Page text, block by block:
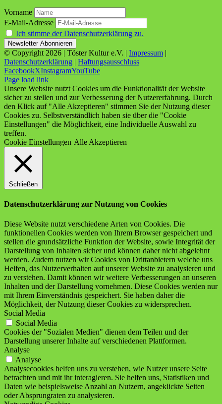
Vorname
E-Mail-Adresse
Ich stimme der Datenschutzerklärung zu.
© Copyright 2026 | Töster Kultur e.V. | Impressum |
Datenschutzerklärung | Haftungsausschluss
FacebookXInstagramYouTube
Page load link
Unsere Website nutzt Cookies um die Funktionalität der Website
sicher zu stellen und zur Verbesserung der Nutzererfahrung. Durch
den Klick auf "Alle Akzeptieren" stimmen Sie der Nutzung dieser
Cookies zu. Selbstverständlich haben sie über die "Cookie
Einstellungen" die Möglichkeit, eine Individuelle Auswahl zu
treffen.
Cookie Einstellungen Alle Akzeptieren
Schließen
Datenschutzerklärung zur Nutzung von Cookies
Diese Website nutzt verschiedene Arten von Cookies. Die
funktionellen Cookies werden von Ihrem Browser gespeichert und
stellen die grundsätzliche Funktion der Website, sowie Integrität der
Darstellung von Inhalten sicher und können daher nicht abgelehnt
werden. Zudem nutzen wir Cookies von Drittanbietern welche uns
Helfen, das Nutzerverhalten auf unserer Website zu analysieren und
zu verstehen. Damit können wir weitere Verbesserungen an unseren
Inhalten und der Darstellung vornehmen. Diese Cookies werden nur
mit Ihrem Einverständnis gespeichert. Sie haben daher die
Möglichkeit, der Nutzung dieser Cookies zu widersprechen.
Social Media
Social Media
Cookies der "Sozialen Medien" dienen dem Teilen und der
Darstellung unserer Inhalte auf verschiedenen Plattformen.
Analyse
Analyse
Analysecookies helfen uns zu verstehen, wie Nutzer unsere Seite
betrachten und mit ihr interagieren. Sie helfen uns, Statistiken und
Daten wie beispielsweise Anzahl an Nutzern, angeklickte Seiten
oder Absprungraten zu analysieren.